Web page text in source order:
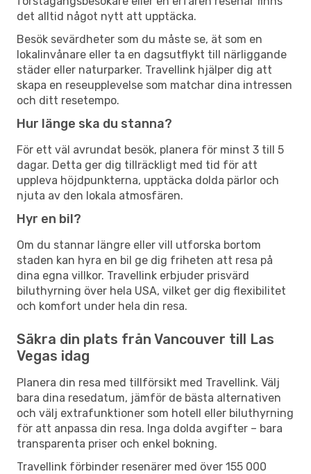
det alltid något nytt att upptäcka.
Besök sevärdheter som du måste se, ät som en
lokalinvånare eller ta en dagsutflykt till närliggande
städer eller naturparker. Travellink hjälper dig att
skapa en reseupplevelse som matchar dina intressen
och ditt resetempo.
Hur länge ska du stanna?
För ett väl avrundat besök, planera för minst 3 till 5
dagar. Detta ger dig tillräckligt med tid för att
uppleva höjdpunkterna, upptäcka dolda pärlor och
njuta av den lokala atmosfären.
Hyr en bil?
Om du stannar längre eller vill utforska bortom
staden kan hyra en bil ge dig friheten att resa på
dina egna villkor. Travellink erbjuder prisvärd
biluthyrning över hela USA, vilket ger dig flexibilitet
och komfort under hela din resa.
Säkra din plats från Vancouver till Las
Vegas idag
Planera din resa med tillförsikt med Travellink. Välj
bara dina resedatum, jämför de bästa alternativen
och välj extrafunktioner som hotell eller biluthyrning
för att anpassa din resa. Inga dolda avgifter – bara
transparenta priser och enkel bokning.
Travellink förbinder resenärer med över 155 000